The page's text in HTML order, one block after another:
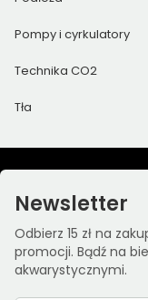
Pompy i cyrkulatory
Technika CO2
Tła
Newsletter
Odbierz 15 zł na
promocji. Bądź na
akwarystycznymi.